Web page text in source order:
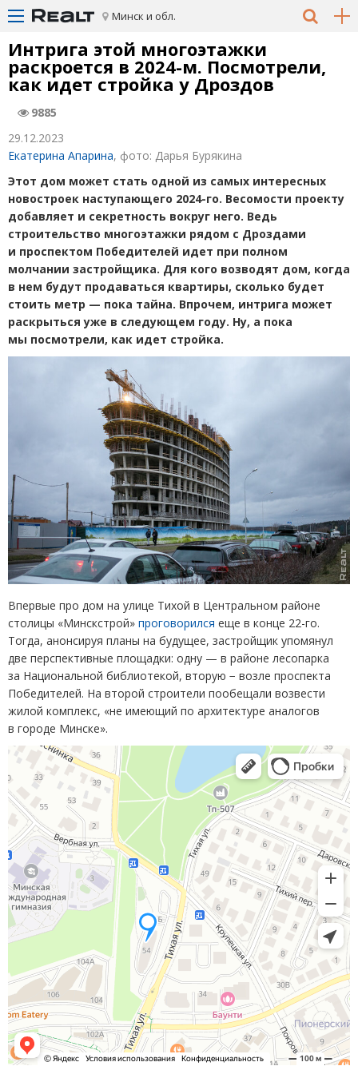
Минск и обл.
Интрига этой многоэтажки
раскроется в 2024-м. Посмотрели,
как идет стройка у Дроздов
9885
29.12.2023
Екатерина Апарина, фото: Дарья Бурякина
Этот дом может стать одной из самых интересных
новостроек наступающего 2024-го. Весомости проекту
добавляет и секретность вокруг него. Ведь
строительство многоэтажки рядом с Дроздами
и проспектом Победителей идет при полном
молчании застройщика. Для кого возводят дом, когда
в нем будут продаваться квартиры, сколько будет
стоить метр — пока тайна. Впрочем, интрига может
раскрыться уже в следующем году. Ну, а пока
мы посмотрели, как идет стройка.
Впервые про дом на улице Тихой в Центральном районе
столицы «Минскстрой» проговорился еще в конце 22-го.
Тогда, анонсируя планы на будущее, застройщик упомянул
две перспективные площадки: одну — в районе лесопарка
за Национальной библиотекой, вторую − возле проспекта
Победителей. На второй строители пообещали возвести
жилой комплекс, «не имеющий по архитектуре аналогов
в городе Минске».